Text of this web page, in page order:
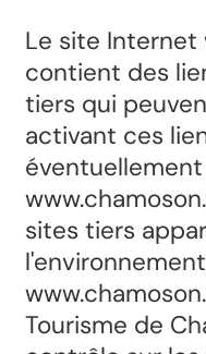
Le site Internet
contient des
tiers qui
activant ces
sites tiers
Tourisme de